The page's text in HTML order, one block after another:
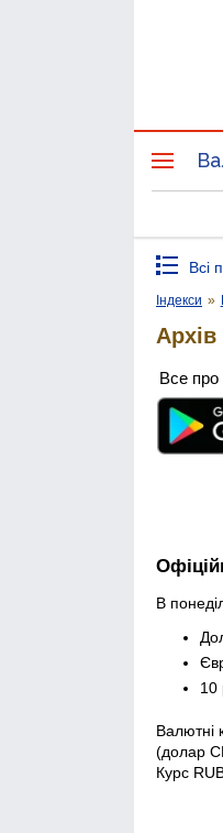
Всі
Індекси »
Все про
В
10
Валютні
(долар
Курс